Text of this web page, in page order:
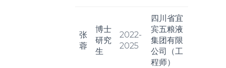
张
蓉
博士
研究
生
2022-
2025
四川省宜
宾五粮液
集团有限
公司（工
程师）